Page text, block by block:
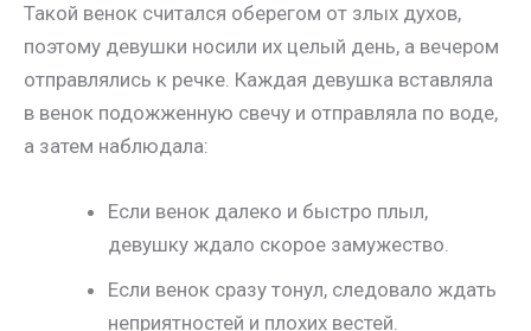
Такой венок считался оберегом от злых духов,
поэтому девушки носили их целый день, а вечером
отправлялись к речке. Каждая девушка вставляла
в венок подожженную свечу и отправляла по воде,
а затем наблюдала:
Если венок далеко и быстро плыл,
девушку ждало скорое замужество.
Если венок сразу тонул, следовало ждать
неприятностей и плохих вестей.